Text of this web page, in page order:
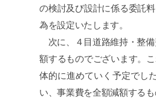
の検討及び設計に係る委託
為を設定いたします。
次に、４目道路維持・整備
額するものでございます。
体的に進めていく予定でし
い、事業費を全額減額する